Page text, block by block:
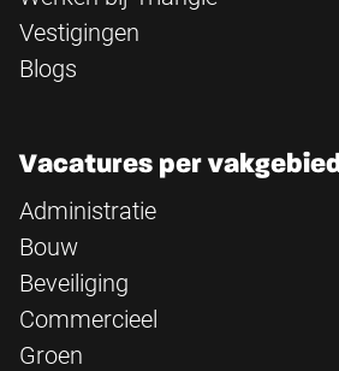
Vestigingen
Blogs
Vacatures per vakgebied
Administratie
Bouw
Beveiliging
Commercieel
Groen